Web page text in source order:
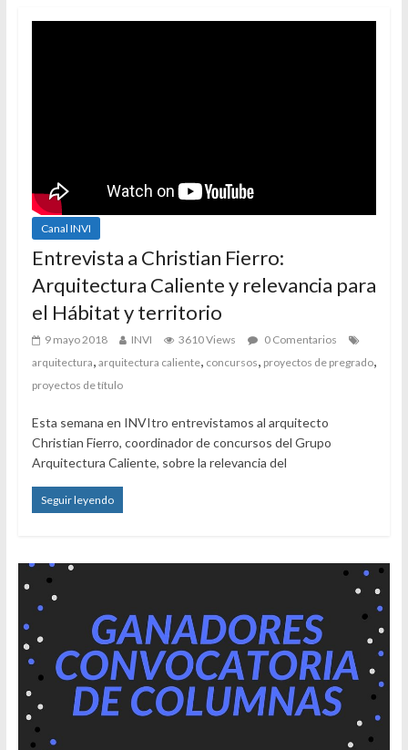
Canal INVI
Entrevista a Christian Fierro:
Arquitectura Caliente y relevancia para
el Hábitat y territorio
9 mayo 2018 INVI 3610 Views
0 Comentarios
arquitectura, arquitectura caliente, concursos, proyectos de pregrado,
proyectos de título
Esta semana en INVItro entrevistamos al arquitecto
Christian Fierro, coordinador de concursos del Grupo
Arquitectura Caliente, sobre la relevancia del
Seguir leyendo